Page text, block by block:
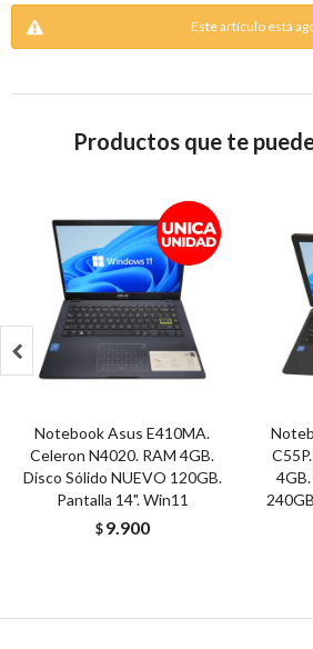
Este artículo está
Productos que te
Notebook Asus E410MA.
Celeron N4020. RAM 4GB.
Disco Sólido NUEVO 120GB.
Pantalla 14". Win11
$ 9.900
